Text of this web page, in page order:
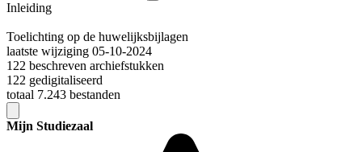
Inleiding
Toelichting op de huwelijksbijlagen
laatste wijziging 05-10-2024
122 beschreven archiefstukken
122 gedigitaliseerd
totaal 7.243 bestanden
Mijn Studiezaal